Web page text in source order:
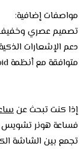
مواصفات إضافية:
تصميم عصري وخفيف
دعم الإشعارات
متوافقة مع أنظمة Android و iOS.
إذا كنت تبحث عن
فساعة هونر تشويس شاشة
تجمع بين الشاشة